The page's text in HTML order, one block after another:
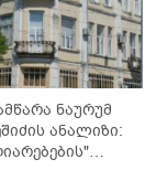
ნაურუმ
ანალიზი: